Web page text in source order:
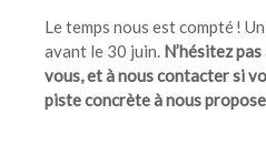
Le temps nous est compté !
avant le 30 juin. N’hésitez
vous, et à nous contacter si
piste concrète à nous